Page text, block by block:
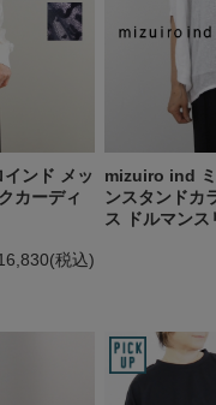
ンド メッ
カーディ
(税込)
mizuiro ind
ンスタンドカ
ス ドルマンス